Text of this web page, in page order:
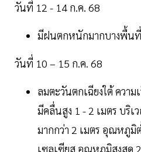
วันที่ 12 - 14 ก.ค. 68
มีฝนตกหนักมากบางพื้นที่
วันที่ 10 – 15 ก.ค. 68
ลมตะวันตกเฉียงใต้ ควา
มีคลื่นสูง 1 - 2 เมตร บริ
มากกว่า 2 เมตร อุณหภูมิ
เซลเซียส อุณหภูมิสูงสุด